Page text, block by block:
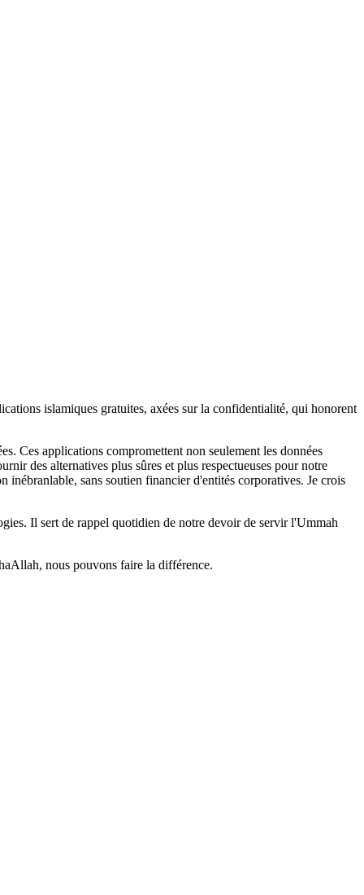
islamiques gratuites, axées sur la confidentialité, qui honorent
Ces applications compromettent non seulement les données
des alternatives plus sûres et plus respectueuses pour notre
sans soutien financier d'entités corporatives. Je crois
Il sert de rappel quotidien de notre devoir de servir l'Ummah
nous pouvons faire la différence.
l'accomplissement de prières en temps opportun, InshaAllah.
parmi les sources les plus autoritaires pour garantir
compréhension complète pour un public mondial.